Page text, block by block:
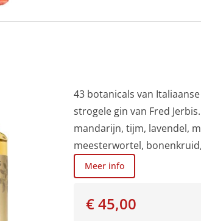
43 botanicals van
strogele gin van Fred
mandarijn, tijm, lavendel,
meesterwortel,
slechts een deel van de
het geheim van de meester
de iris), lichte lavendel en
delicaat en citrusachtig.
Meer info
€ 45,00